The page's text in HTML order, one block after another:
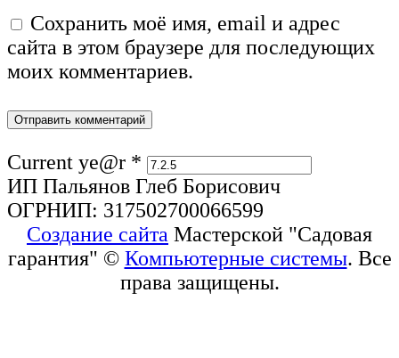
Сохранить моё имя, email и адрес
сайта в этом браузере для последующих
моих комментариев.
Current ye@r *
ИП Пальянов Глеб Борисович
ОГРНИП: 317502700066599
Создание сайта Мастерской "Садовая
гарантия" © Компьютерные системы. Все
права защищены.